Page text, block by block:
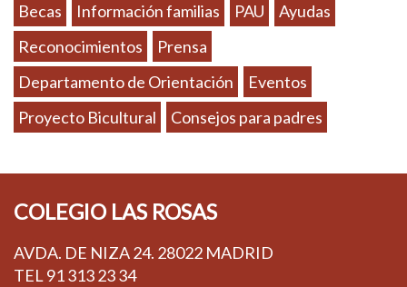
Becas Información familias PAU
Ayudas
Reconocimientos
Prensa
Departamento de Orientación
Eventos
Proyecto Bicultural
Consejos para padres
COLEGIO LAS ROSAS
AVDA. DE NIZA 24. 28022 MADRID
TEL 91 313 23 34